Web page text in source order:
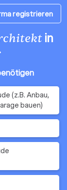
registrieren
in
(z.B. Anbau,
bauen)